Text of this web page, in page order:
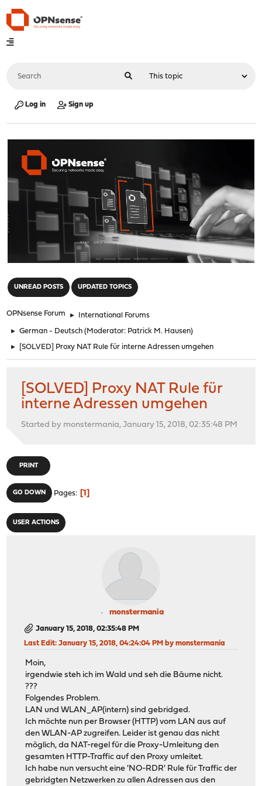
Log in Sign up
UNREAD POSTS UPDATED TOPICS
OPNsense Forum ► International Forums
► German - Deutsch (Moderator: Patrick M. Hausen)
► [SOLVED] Proxy NAT Rule für interne Adressen umgehen
[SOLVED] Proxy NAT Rule für
interne Adressen umgehen
Started by monstermania, January 15, 2018, 02:35:48 PM
PRINT
GO DOWN Pages 1
USER ACTIONS
monstermania
January 15, 2018, 02:35:48 PM
Last Edit: January 15, 2018, 04:24:04 PM by monstermania
Moin,
irgendwie steh ich im Wald und seh die Bäume nicht.
???
Folgendes Problem.
LAN und WLAN_AP(intern) sind gebridged.
Ich möchte nun per Browser (HTTP) vom LAN aus auf
den WLAN-AP zugreifen. Leider ist genau das nicht
möglich, da NAT-regel für die Proxy-Umleitung den
gesamten HTTP-Traffic auf den Proxy umleitet.
Ich habe nun versucht eine 'NO-RDR' Rule für Traffic der
gebridgten Netzwerken zu allen Adressen aus den